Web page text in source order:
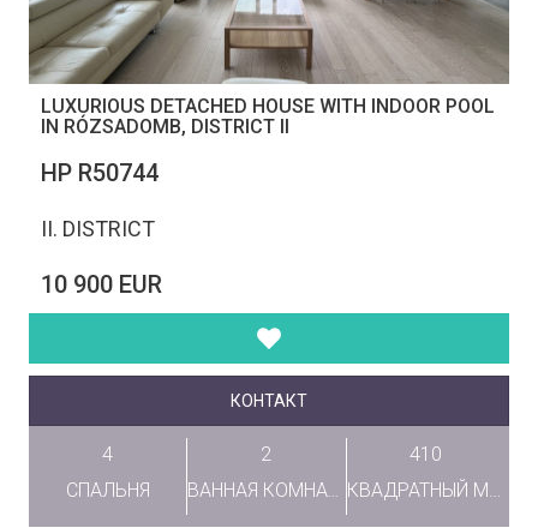
LUXURIOUS DETACHED HOUSE WITH INDOOR POOL
IN RÓZSADOMB, DISTRICT II
НР R50744
II. DISTRICT
10 900 EUR
КОНТАКТ
4
СПАЛЬНЯ
2
410